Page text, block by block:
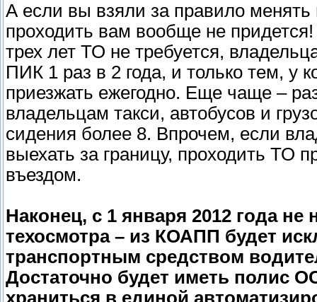
А если вы взяли за правило
проходить вам вообще не
трех лет ТО не требуется,
ПИК 1 раз в 2 года, и только тем, у
приезжать ежегодно. Еще чаще –
владельцам такси, автобусов и
сидения более 8. Впрочем, если
выехать за границу, проходить ТО
въездом.
Наконец, с 1 января 2012 года
техосмотра – из КОАПП будет
транспортным средством
Достаточно будет иметь полис
храниться в единой